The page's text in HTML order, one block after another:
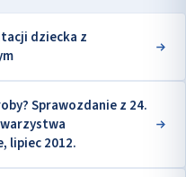
dziecka z
Sprawozdanie z 24.
lipiec 2012.